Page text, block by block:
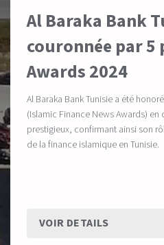
Al Baraka Bank
couronnée par 5
Awards 2024
Al Baraka Bank Tunisie a été
(Islamic Finance News Awards)
prestigieux, confirmant ainsi son
de la finance islamique en Tunisie.
VOIR DETAILS